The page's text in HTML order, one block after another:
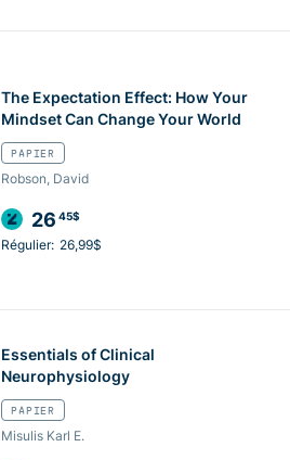
The Expectation Effect: How Your
Mindset Can Change Your World
PAPIER
Robson, David
26 45$
Régulier: 26,99$
Essentials of Clinical
Neurophysiology
PAPIER
Misulis Karl E.